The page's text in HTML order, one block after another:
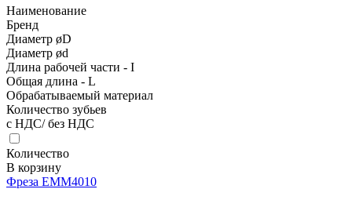
Наименование
Бренд
Диаметр øD
Диаметр ød
Длина рабочей части - I
Общая длина - L
Обрабатываемый материал
Количество зубьев
с НДС/ без НДС
Количество
В корзину
Фреза EMM4010